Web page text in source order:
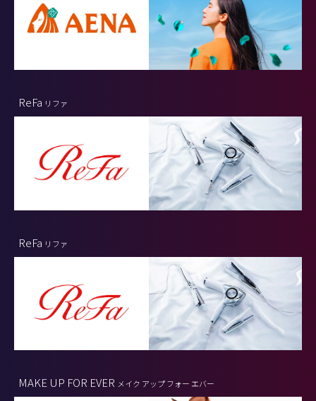
ReFa リファ
ReFa リファ
MAKE UP FOR EVER メイク アップ フォー エバー